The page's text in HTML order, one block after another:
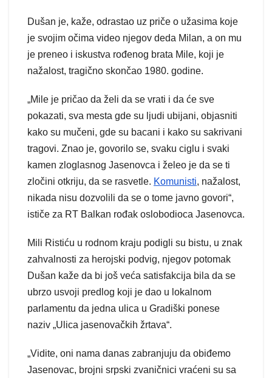
Dušan je, kaže, odrastao uz priče o užasima koje
je svojim očima video njegov deda Milan, a on mu
je preneo i iskustva rođenog brata Mile, koji je
nažalost, tragično skončao 1980. godine.
„Mile je pričao da želi da se vrati i da će sve
pokazati, sva mesta gde su ljudi ubijani, objasniti
kako su mučeni, gde su bacani i kako su sakrivani
tragovi. Znao je, govorilo se, svaku ciglu i svaki
kamen zloglasnog Jasenovca i želeo je da se ti
zločini otkriju, da se rasvetle. Komunisti, nažalost,
nikada nisu dozvolili da se o tome javno govori“,
ističe za RT Balkan rođak oslobodioca Jasenovca.
Mili Ristiću u rodnom kraju podigli su bistu, u znak
zahvalnosti za herojski podvig, njegov potomak
Dušan kaže da bi još veća satisfakcija bila da se
ubrzo usvoji predlog koji je dao u lokalnom
parlamentu da jedna ulica u Gradiški ponese
naziv „Ulica jasenovačkih žrtava“.
„Vidite, oni nama danas zabranjuju da obiđemo
Jasenovac, brojni srpski zvaničnici vraćeni su sa